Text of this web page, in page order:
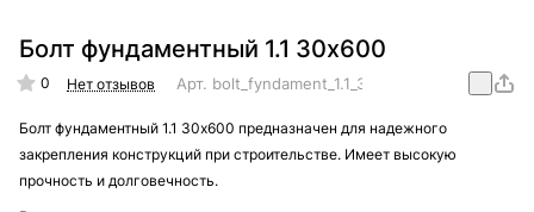
Болт фундаментный 1.1 30х600
0 Нет отзывов Арт. bolt_fyndament_1.1_30x600
Болт фундаментный 1.1 30х600 предназначен для надежного
закрепления конструкций при строительстве. Имеет высокую
прочность и долговечность.